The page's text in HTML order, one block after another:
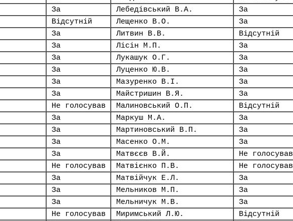
За Лебедівський В.А.
За
Відсутній Лещенко В.О.
За
За Литвин В.В.
Відсутній
За Лісін М.П.
За
За Лукашук О.Г.
За
За Луценко Ю.В.
За
За Мазуренко В.І.
За
За Майстришин В.Я.
За
Не голосував Малиновський О.П.
Відсутній
За Маркуш М.А.
За
За Мартиновський В.П.
За
За Масенко О.М.
За
За Матвєєв В.Й.
Не голосував
Не голосував Матвієнко П.В.
Не голосував
За Матвійчук Е.Л.
За
За Мельников М.П.
За
За Мельничук М.В.
За
Не голосував Миримський Л.Ю.
Відсутній